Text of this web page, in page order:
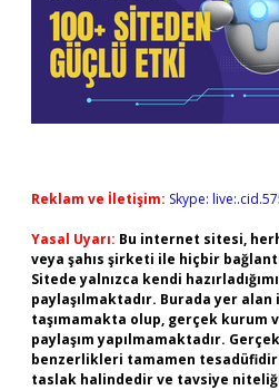
Reklam ve İletişim: Skype:
Yasal Uyarı: Bu internet sitesi,
veya şahıs şirketi ile hiçbir
Sitede yalnızca kendi
paylaşılmaktadır. Burada yer
taşımamakta olup, gerçek kurum
paylaşım yapılmamaktadır.
benzerlikleri tamamen
taslak halindedir ve tavsiye